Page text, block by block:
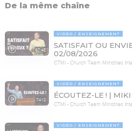
De la même chaîne
67:42
VIDÉO ENSEIGNEMENT
SATISFAIT OU
02/08/2026
CTMI - Church Team Ministries
74:12
VIDÉO ENSEIGNEMENT
ÉCOUTEZ-LE ! |
CTMI - Church Team Ministries
VIDÉO ENSEIGNEMENT